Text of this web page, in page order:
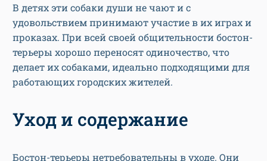
В детях эти собаки души не чают и с
удовольствием принимают участие в их играх и
проказах. При всей своей общительности бостон-
терьеры хорошо переносят одиночество, что
делает их собаками, идеально подходящими для
работающих городских жителей.
Уход и содержание
Бостон-терьеры нетребовательны в уходе. Они